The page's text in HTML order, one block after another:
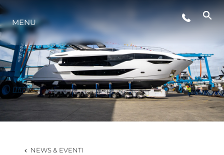
LIFESTYLE
INNOVAZIONE
L'AZIENDA
MENU
NEWS & EVENTI